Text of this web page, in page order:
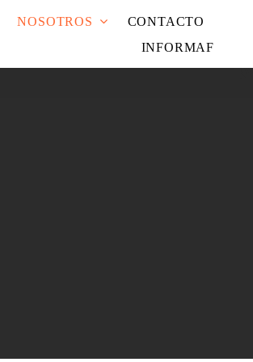
NOSOTROS
CONTACTO
INFORMAF